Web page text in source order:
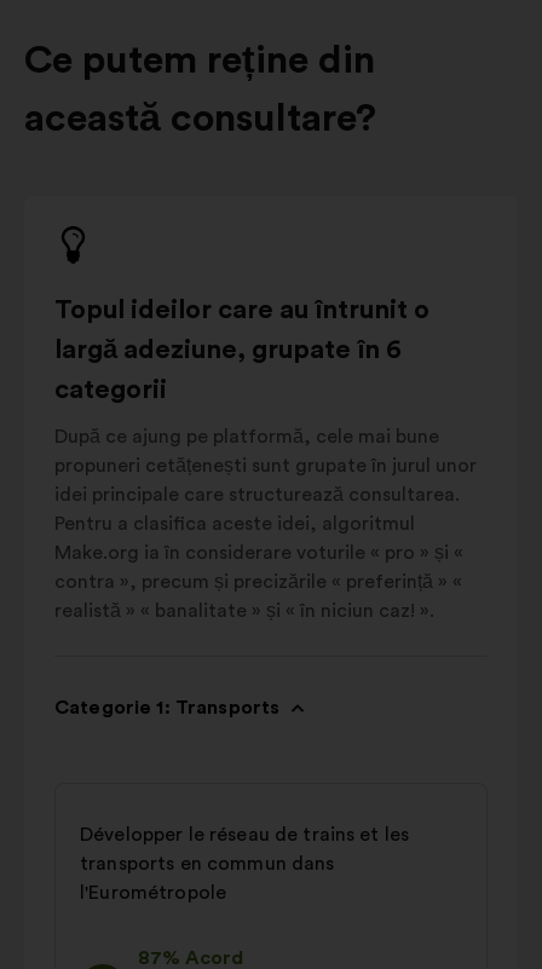
Ce putem reține din
această consultare?
Topul ideilor care au întrunit o
largă adeziune, grupate în 6
categorii
După ce ajung pe platformă, cele mai bune
propuneri cetățenești sunt grupate în jurul unor
idei principale care structurează consultarea.
Pentru a clasifica aceste idei, algoritmul
Make.org ia în considerare voturile « pro » și «
contra », precum și precizările « preferință » «
realistă » « banalitate » și « în niciun caz! ».
Categorie 1: Transports
Développer le réseau de trains et les
transports en commun dans
l'Eurométropole
87% Acord